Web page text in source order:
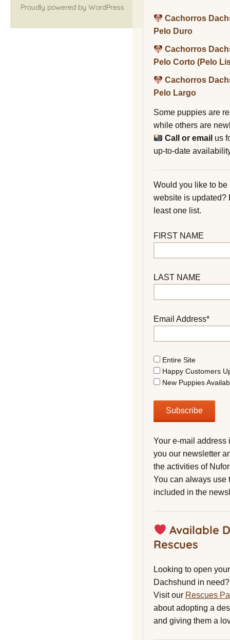
Cachorros
Pelo Duro
Cachorros
Pelo Corto (Pelo
Cachorros
Pelo Largo
Some puppies are
while others are
Call or email us
up-to-date
Would you like to
website is updated?
least one list.
FIRST NAME
LAST NAME
Email Address*
Entire Site
Happy Customers
New Puppies
Your e-mail address
you our newsletter
the activities of
You can always use
included in the
Available
Rescues
Looking to open
Dachshund in need?
Visit our Rescues
about adopting a
and giving them a
Proudly powered by WordPress